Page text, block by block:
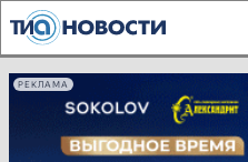
РЕКЛАМА